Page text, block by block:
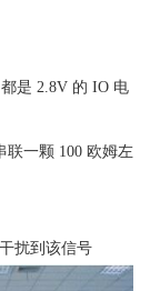
是 2.8V 的 IO 电
联一颗 100 欧姆左
扰到该信号